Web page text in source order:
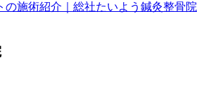
施術紹介｜総社たいよう鍼灸整骨院